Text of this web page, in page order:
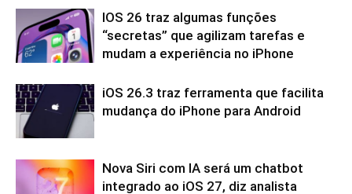
IOS 26 traz algumas funções
“secretas” que agilizam tarefas e
mudam a experiência no iPhone
iOS 26.3 traz ferramenta que facilita
mudança do iPhone para Android
Nova Siri com IA será um chatbot
integrado ao iOS 27, diz analista